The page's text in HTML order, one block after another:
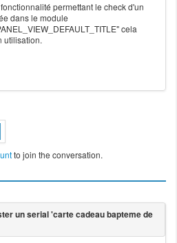
permettant le check d'un
dans le module
cela
utilisation.
to join the conversation.